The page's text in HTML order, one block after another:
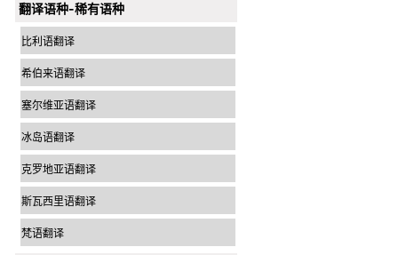
翻译语种-稀有语种
比利语翻译
希伯来语翻译
塞尔维亚语翻译
冰岛语翻译
克罗地亚语翻译
斯瓦西里语翻译
梵语翻译